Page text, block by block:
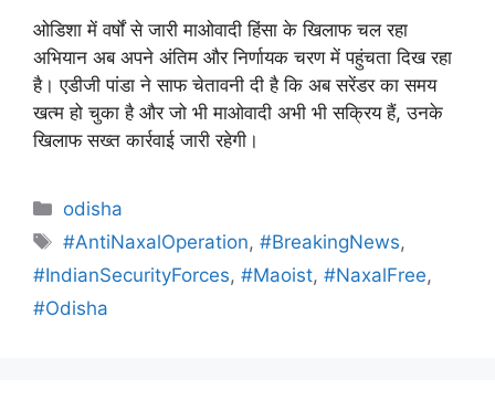
ओडिशा में वर्षों से जारी माओवादी हिंसा के खिलाफ चल रहा
अभियान अब अपने अंतिम और निर्णायक चरण में पहुंचता दिख रहा
है। एडीजी पांडा ने साफ चेतावनी दी है कि अब सरेंडर का समय
खत्म हो चुका है और जो भी माओवादी अभी भी सक्रिय हैं, उनके
खिलाफ सख्त कार्रवाई जारी रहेगी।
odisha
#AntiNaxalOperation,#BreakingNews,
#IndianSecurityForces, #Maoist, #NaxalFree,
#Odisha